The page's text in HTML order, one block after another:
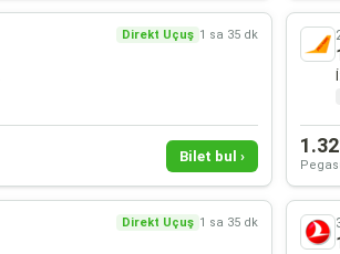
Direkt Uçuş 1 sa 35 dk
Bilet bul ›
Direkt Uçuş 1 sa 35 dk